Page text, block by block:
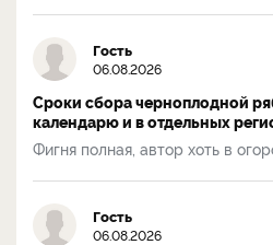
Гость
06.08.2026
Сроки сбора черноплодной
календарю и в отдельных
Фигня полная, автор хоть в
Гость
06.08.2026